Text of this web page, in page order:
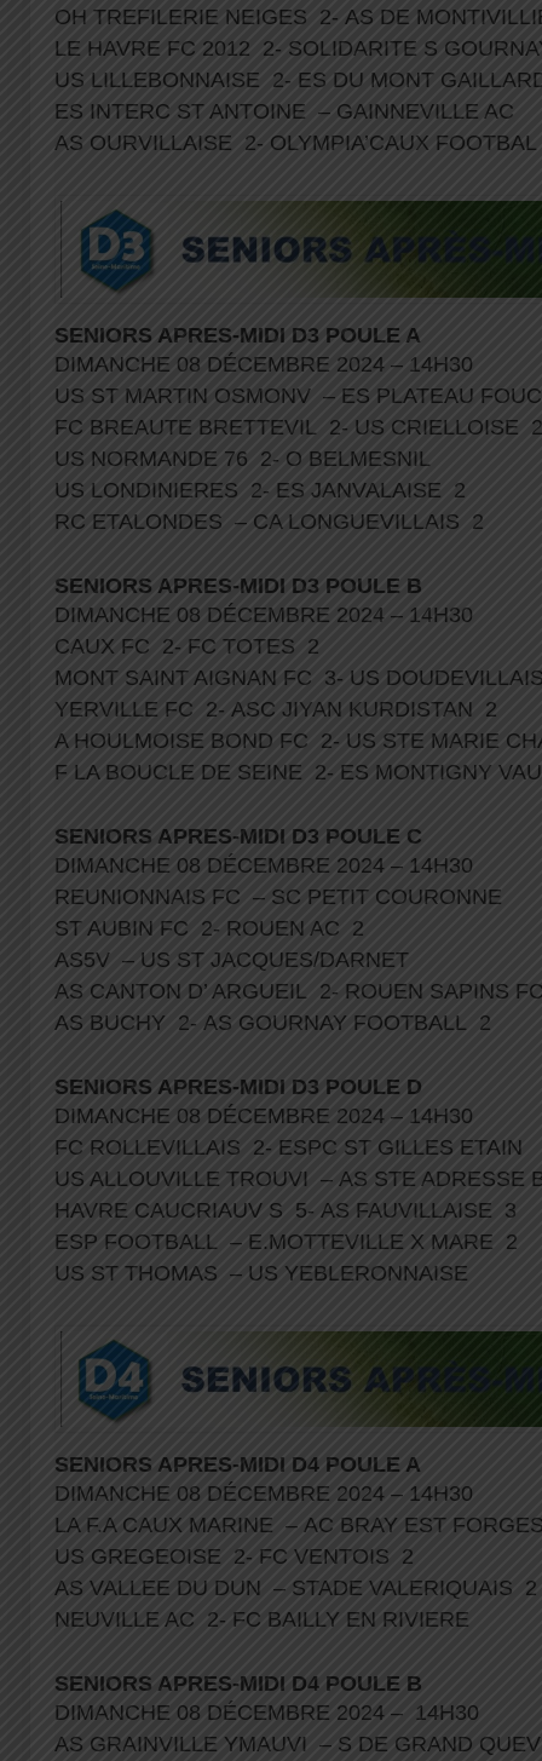
OH TREFILERIE NEIGES 2- AS DE
LE HAVRE FC 2012 2- SOLIDARITE S
US LILLEBONNAISE 2- ES DU MONT
ES INTERC ST ANTOINE – GAINNEVILLE AC
AS OURVILLAISE 2- OLYMPIA’CAUX
SENIORS APRES-MIDI D3 POULE A
DIMANCHE 08 DÉCEMBRE 2024 – 14H30
US ST MARTIN OSMONV – ES PLATEAU
FC BREAUTE BRETTEVIL 2- US CRIELLOISE
US NORMANDE 76 2- O BELMESNIL
US LONDINIERES 2- ES JANVALAISE 2
RC ETALONDES – CA LONGUEVILLAIS 2
SENIORS APRES-MIDI D3 POULE B
DIMANCHE 08 DÉCEMBRE 2024 – 14H30
CAUX FC 2- FC TOTES 2
MONT SAINT AIGNAN FC 3- US
YERVILLE FC 2- ASC JIYAN KURDISTAN 2
A HOULMOISE BOND FC 2- US STE MARIE
F LA BOUCLE DE SEINE 2- ES MONTIGNY
SENIORS APRES-MIDI D3 POULE C
DIMANCHE 08 DÉCEMBRE 2024 – 14H30
REUNIONNAIS FC – SC PETIT COURONNE
ST AUBIN FC 2- ROUEN AC 2
AS5V – US ST JACQUES/DARNET
AS CANTON D’ ARGUEIL 2- ROUEN SAPINS
AS BUCHY 2- AS GOURNAY FOOTBALL 2
SENIORS APRES-MIDI D3 POULE D
DIMANCHE 08 DÉCEMBRE 2024 – 14H30
FC ROLLEVILLAIS 2- ESPC ST GILLES ETAIN
US ALLOUVILLE TROUVI – AS STE ADRESSE
HAVRE CAUCRIAUV S 5- AS FAUVILLAISE 3
ESP FOOTBALL – E.MOTTEVILLE X MARE 2
US ST THOMAS – US YEBLERONNAISE
SENIORS APRES-MIDI D4 POULE A
DIMANCHE 08 DÉCEMBRE 2024 – 14H30
LA F.A CAUX MARINE – AC BRAY EST
US GREGEOISE 2- FC VENTOIS 2
AS VALLEE DU DUN – STADE VALERIQUAIS 2
NEUVILLE AC 2- FC BAILLY EN RIVIERE
SENIORS APRES-MIDI D4 POULE B
DIMANCHE 08 DÉCEMBRE 2024 – 14H30
AS GRAINVILLE YMAUVI – S DE GRAND